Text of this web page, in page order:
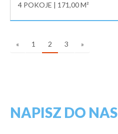
4 POKOJE 171,00 M²
« 1 2 3 »
NAPISZ DO NAS